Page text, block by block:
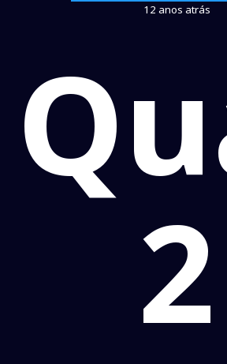
12 anos atrás
2